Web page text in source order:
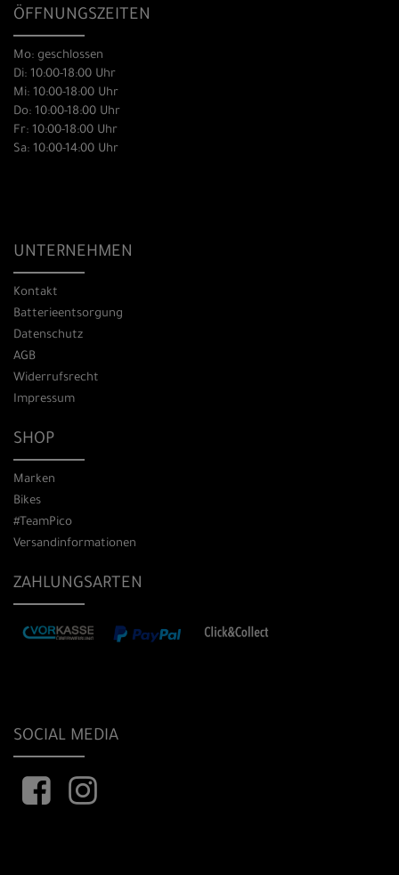
ÖFFNUNGSZEITEN
Mo: geschlossen
Di: 10:00-18:00 Uhr
Mi: 10:00-18:00 Uhr
Do: 10:00-18:00 Uhr
Fr: 10:00-18:00 Uhr
Sa: 10:00-14:00 Uhr
UNTERNEHMEN
Kontakt
Batterieentsorgung
Datenschutz
AGB
Widerrufsrecht
Impressum
SHOP
Marken
Bikes
#TeamPico
Versandinformationen
ZAHLUNGSARTEN
SOCIAL MEDIA